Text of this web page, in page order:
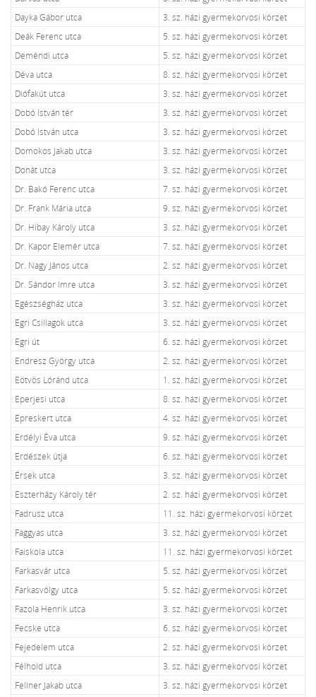
Dayka Gábor utca
3. sz. házi gyermekorvosi körzet
Deák Ferenc utca
5. sz. házi gyermekorvosi körzet
Deméndi utca
5. sz. házi gyermekorvosi körzet
Déva utca
8. sz. házi gyermekorvosi körzet
Diófakút utca
3. sz. házi gyermekorvosi körzet
Dobó István tér
3. sz. házi gyermekorvosi körzet
Dobó István utca
3. sz. házi gyermekorvosi körzet
Domokos Jakab utca
3. sz. házi gyermekorvosi körzet
Donát utca
3. sz. házi gyermekorvosi körzet
Dr. Bakó Ferenc utca
7. sz. házi gyermekorvosi körzet
Dr. Frank Mária utca
9. sz. házi gyermekorvosi körzet
Dr. Hibay Károly utca
3. sz. házi gyermekorvosi körzet
Dr. Kapor Elemér utca
7. sz. házi gyermekorvosi körzet
Dr. Nagy János utca
2. sz. házi gyermekorvosi körzet
Dr. Sándor Imre utca
3. sz. házi gyermekorvosi körzet
Egészségház utca
3. sz. házi gyermekorvosi körzet
Egri Csillagok utca
3. sz. házi gyermekorvosi körzet
Egri út
6. sz. házi gyermekorvosi körzet
Endresz György utca
2. sz. házi gyermekorvosi körzet
Eötvös Lóránd utca
1. sz. házi gyermekorvosi körzet
Eperjesi utca
8. sz. házi gyermekorvosi körzet
Epreskert utca
4. sz. házi gyermekorvosi körzet
Erdélyi Éva utca
9. sz. házi gyermekorvosi körzet
Erdészek útja
6. sz. házi gyermekorvosi körzet
Érsek utca
3. sz. házi gyermekorvosi körzet
Eszterházy Károly tér
2. sz. házi gyermekorvosi körzet
Fadrusz utca
11. sz. házi gyermekorvosi körzet
Faggyas utca
3. sz. házi gyermekorvosi körzet
Faiskola utca
11. sz. házi gyermekorvosi körzet
Farkasvár utca
5. sz. házi gyermekorvosi körzet
Farkasvölgy utca
5. sz. házi gyermekorvosi körzet
Fazola Henrik utca
3. sz. házi gyermekorvosi körzet
Fecske utca
6. sz. házi gyermekorvosi körzet
Fejedelem utca
2. sz. házi gyermekorvosi körzet
Félhold utca
3. sz. házi gyermekorvosi körzet
Fellner Jakab utca
3. sz. házi gyermekorvosi körzet